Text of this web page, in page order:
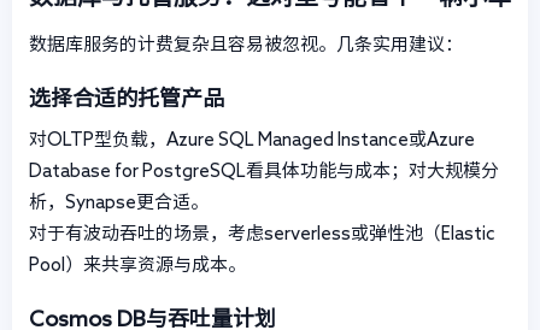
数据库服务的计费复杂且容易被忽视。几条实用建议：
选择合适的托管产品
对OLTP型负载，Azure SQL Managed Instance或Azure
Database for PostgreSQL看具体功能与成本；对大规模分
析，Synapse更合适。
对于有波动吞吐的场景，考虑serverless或弹性池（Elastic
Pool）来共享资源与成本。
Cosmos DB与吞吐量计划